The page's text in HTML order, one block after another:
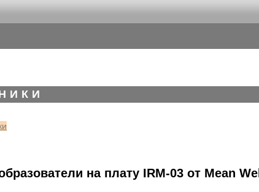
на плату IRM-03 от Mean Well